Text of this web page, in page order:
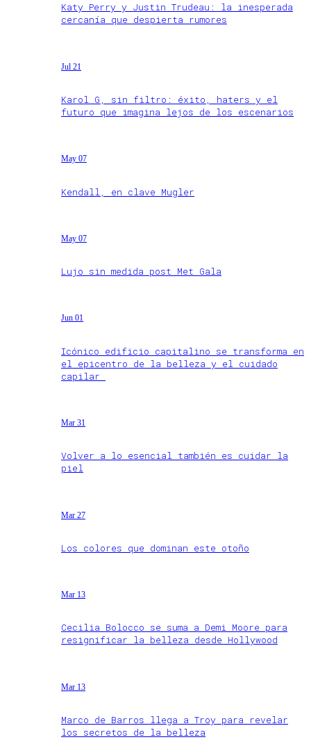
Katy Perry y Justin Trudeau: la inesperada
cercanía que despierta rumores
Jul 21
Karol G, sin filtro: éxito, haters y el
futuro que imagina lejos de los escenarios
May 07
Kendall, en clave Mugler
May 07
Lujo sin medida post Met Gala
Jun 01
Icónico edificio capitalino se transforma en
el epicentro de la belleza y el cuidado
capilar
Mar 31
Volver a lo esencial también es cuidar la
piel
Mar 27
Los colores que dominan este otoño
Mar 13
Cecilia Bolocco se suma a Demi Moore para
resignificar la belleza desde Hollywood
Mar 13
Marco de Barros llega a Troy para revelar
los secretos de la belleza